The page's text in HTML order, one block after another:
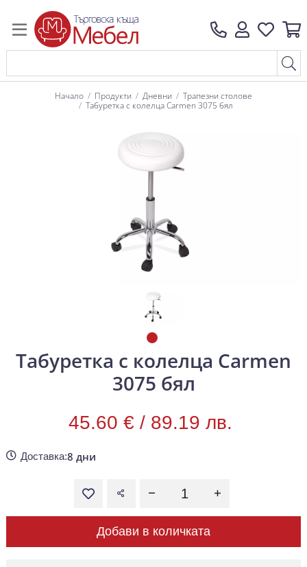
Начало Продукти Дневни
Трапезни столове
Табуретка с колелца Carmen 3075 бял
Табуретка с колелца Carmen
3075 бял
45.60 € / 89.19 лв.
Доставка:8 дни
Добави в количката